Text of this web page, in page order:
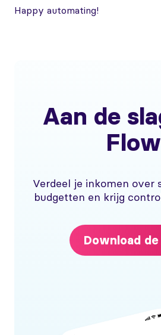
Happy automating!
Aan de
Flow
Verdeel je inkomen over
budgetten en krijg
Download de